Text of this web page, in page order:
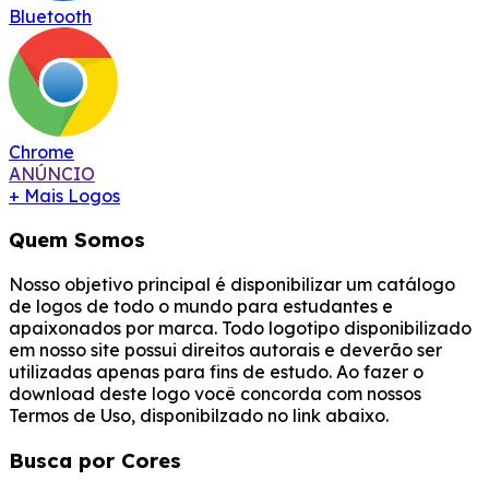
Bluetooth
Chrome
ANÚNCIO
+ Mais Logos
Quem Somos
Nosso objetivo principal é disponibilizar um catálogo
de logos de todo o mundo para estudantes e
apaixonados por marca. Todo logotipo disponibilizado
em nosso site possui direitos autorais e deverão ser
utilizadas apenas para fins de estudo. Ao fazer o
download deste logo você concorda com nossos
Termos de Uso, disponibilzado no link abaixo.
Busca por Cores